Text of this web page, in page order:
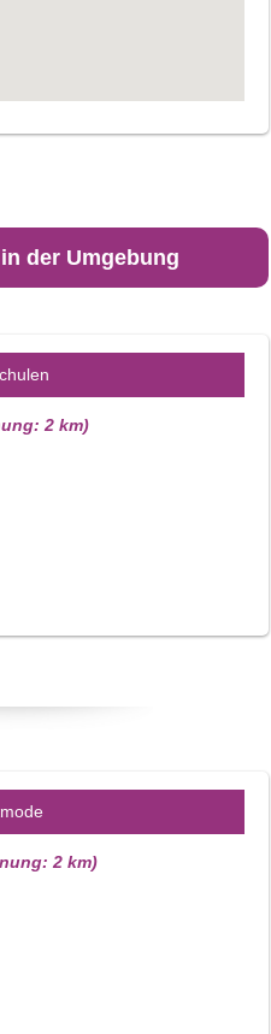
der Umgebung
2 km)
2 km)